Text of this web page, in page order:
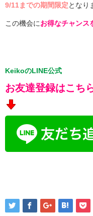
9/11までの期間限定となり
この機会にお得なチャンス
KeikoのLINE公式
お友達登録はこ ち